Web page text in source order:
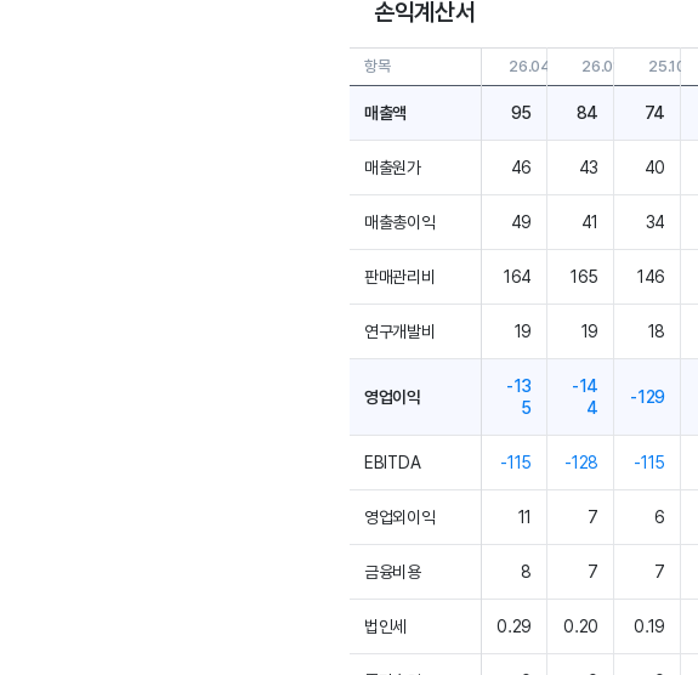
손익계산서
항목 26.04.30 26.01.31 25.10.31
매출액 95 84 74
매출원가 46 43 40
매출총이익 49 41 34
판매관리비 164 165 146
연구개발비 19 19 18
영업이익
-13
5
-14
4
-129
EBITDA -115 -128 -115
영업외이익 11 7 6
금융비용 8 7 7
법인세 0.29 0.20 0.19